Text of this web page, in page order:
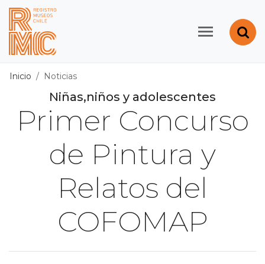
Contenido principal
Registro de Museos
Inicio Noticias
Niñas,niños y adolescentes
Primer Concurso
de Pintura y
Relatos del
COFOMAP